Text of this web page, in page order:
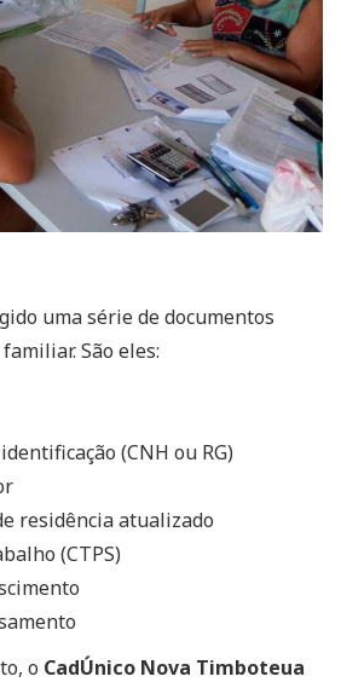
uma série de documentos
São eles:
(CNH ou RG)
residência atualizado
(CTPS)
o CadÚnico Nova Timboteua